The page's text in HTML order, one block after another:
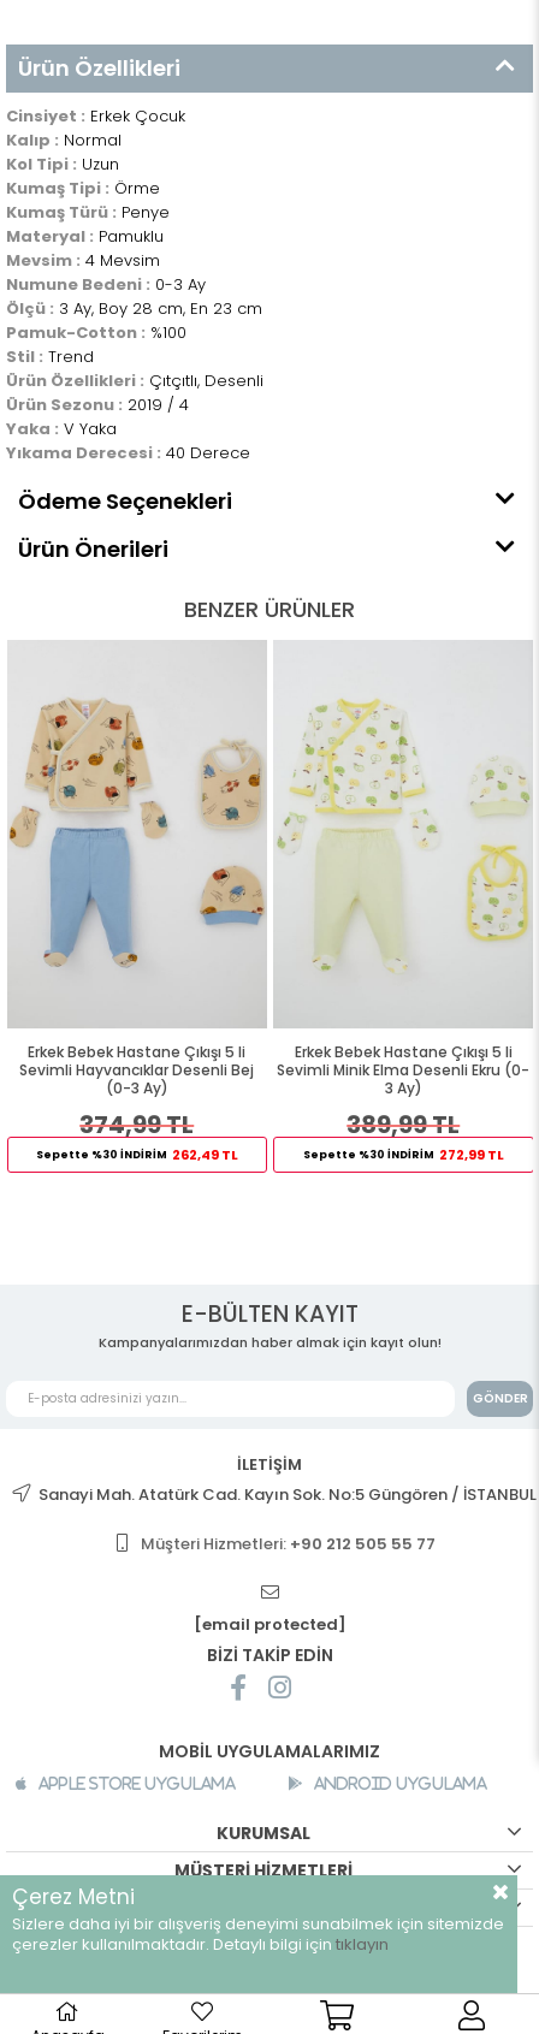
Ürün Özellikleri
Cinsiyet : Erkek Çocuk
Kalıp : Normal
Kol Tipi : Uzun
Kumaş Tipi : Örme
Kumaş Türü : Penye
Materyal : Pamuklu
Mevsim : 4 Mevsim
Numune Bedeni : 0-3 Ay
Ölçü : 3 Ay, Boy 28 cm, En 23 cm
Pamuk-Cotton : %100
Stil : Trend
Ürün Özellikleri : Çıtçıtlı, Desenli
Ürün Sezonu : 2019 / 4
Yaka : V Yaka
Yıkama Derecesi : 40 Derece
Ödeme Seçenekleri
Ürün Önerileri
BENZER ÜRÜNLER
Erkek Bebek Hastane Çıkışı 5 li
Sevimli Hayvancıklar Desenli Bej
(0-3 Ay)
374,99 TL
Sepette %30 İNDİRİM 262,49 TL
Erkek Bebek Hastane Çıkışı 5 li
Sevimli Minik Elma Desenli Ekru (0-
3 Ay)
389,99 TL
Sepette %30 İNDİRİM 272,99 TL
E-BÜLTEN KAYIT
Kampanyalarımızdan haber almak için kayıt olun!
GÖNDER
İLETİŞİM
Sanayi Mah. Atatürk Cad. Kayın Sok. No:5 Güngören / İSTANBUL
Müşteri Hizmetleri: +90 212 505 55 77
[email protected]
BİZİ TAKİP EDİN
MOBİL UYGULAMALARIMIZ
Apple Store Uygulama Android Uygulama
KURUMSAL
MÜŞTERİ HİZMETLERİ
©breeze.com.tr - Tüm hakları saklıdır.
Çerez Metni
Sizlere daha iyi bir alışveriş deneyimi sunabilmek için sitemizde
çerezler kullanılmaktadır. Detaylı bilgi için tıklayın